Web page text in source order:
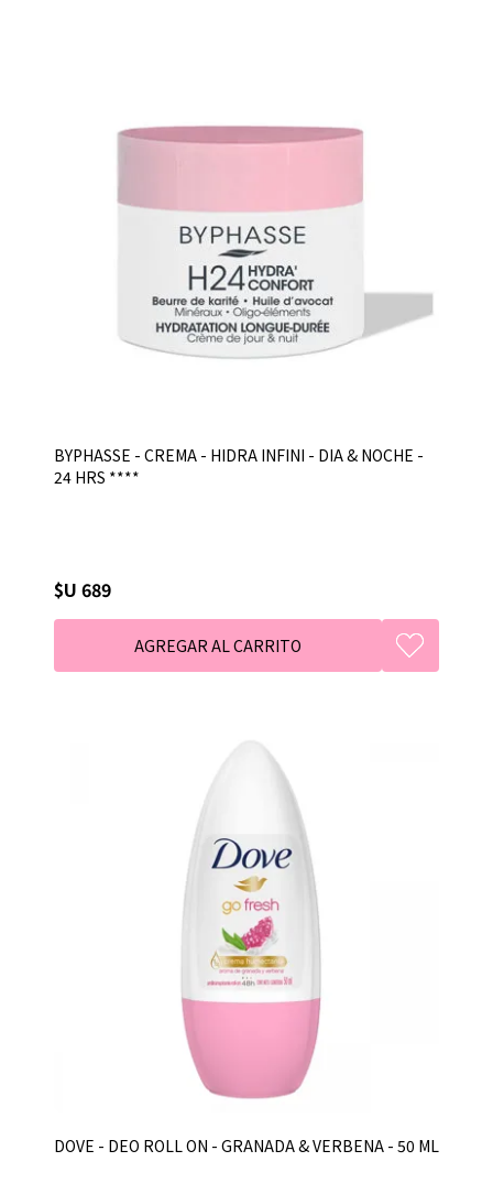
BYPHASSE - CREMA - HIDRA INFINI - DIA & NOCHE -
24 HRS ****
$U 689
DOVE - DEO ROLL ON - GRANADA & VERBENA - 50 ML